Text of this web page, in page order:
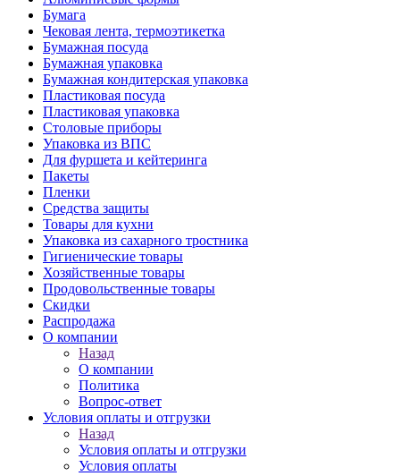
Бумага
Чековая лента, термоэтикетка
Бумажная посуда
Бумажная упаковка
Бумажная кондитерская упаковка
Пластиковая посуда
Пластиковая упаковка
Столовые приборы
Упаковка из ВПС
Для фуршета и кейтеринга
Пакеты
Пленки
Средства защиты
Товары для кухни
Упаковка из сахарного тростника
Гигиенические товары
Хозяйственные товары
Продовольственные товары
Скидки
Распродажа
О компании
Назад
О компании
Политика
Вопрос-ответ
Условия оплаты и отгрузки
Назад
Условия оплаты и отгрузки
Условия оплаты